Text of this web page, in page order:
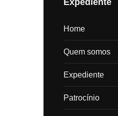
Expediente
Home
Quem somos
Expediente
Patrocínio